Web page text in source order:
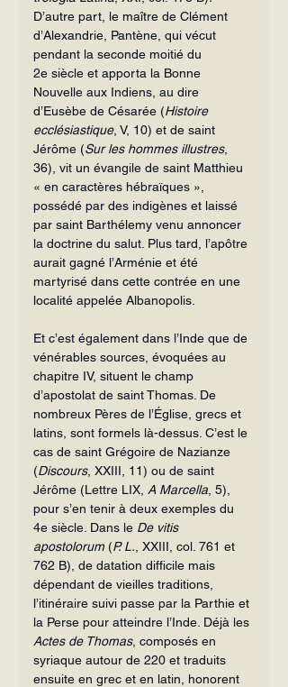
D’autre part, le maître de Clément
d’Alexandrie, Pantène, qui vécut
pendant la seconde moitié du
2e siècle et apporta la Bonne
Nouvelle aux Indiens, au dire
d’Eusèbe de Césarée (Histoire
ecclésiastique, V, 10) et de saint
Jérôme (Sur les hommes illustres,
36), vit un évangile de saint Matthieu
« en caractères hébraïques »,
possédé par des indigènes et laissé
par saint Barthélemy venu annoncer
la doctrine du salut. Plus tard, l’apôtre
aurait gagné l’Arménie et été
martyrisé dans cette contrée en une
localité appelée Albanopolis.
Et c’est également dans l’Inde que de
vénérables sources, évoquées au
chapitre IV, situent le champ
d’apostolat de saint Thomas. De
nombreux Pères de l’Église, grecs et
latins, sont formels là-dessus. C’est le
cas de saint Grégoire de Nazianze
(Discours, XXIII, 11) ou de saint
Jérôme (Lettre LIX, A Marcella , 5),
pour s’en tenir à deux exemples du
4e siècle. Dans le De vitis
apostolorum (P. L. , XXIII, col. 761 et
762 B), de datation difficile mais
dépendant de vieilles traditions,
l’itinéraire suivi passe par la Parthie et
la Perse pour atteindre l’Inde. Déjà les
Actes de Thomas, composés en
syriaque autour de 220 et traduits
ensuite en grec et en latin, honorent